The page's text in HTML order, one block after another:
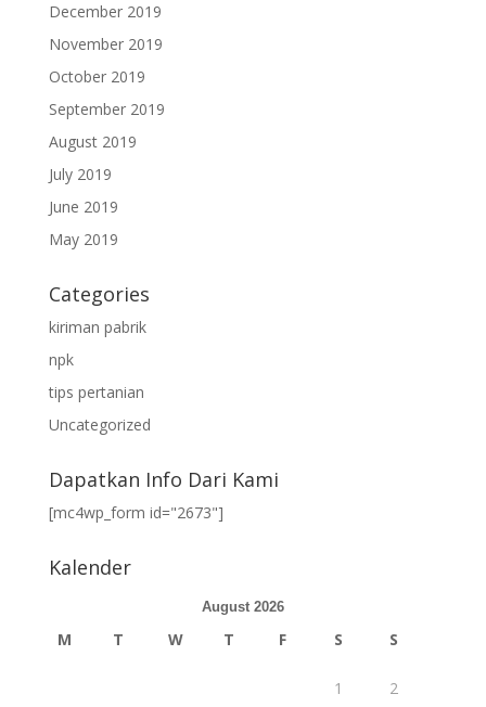
December 2019
November 2019
October 2019
September 2019
August 2019
July 2019
June 2019
May 2019
Categories
kiriman pabrik
npk
tips pertanian
Uncategorized
Dapatkan Info Dari Kami
[mc4wp_form id="2673"]
Kalender
August 2026
M T W T F S S
1 2